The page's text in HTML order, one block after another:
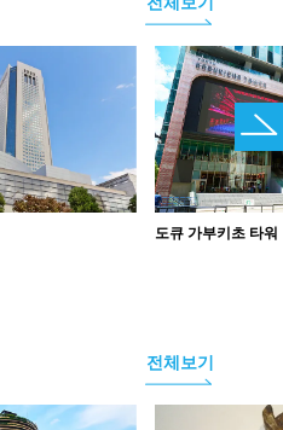
도큐 가부키초 타워
전체보기